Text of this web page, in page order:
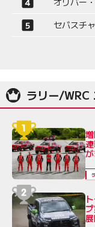
セバスチ
ラリー/WRC